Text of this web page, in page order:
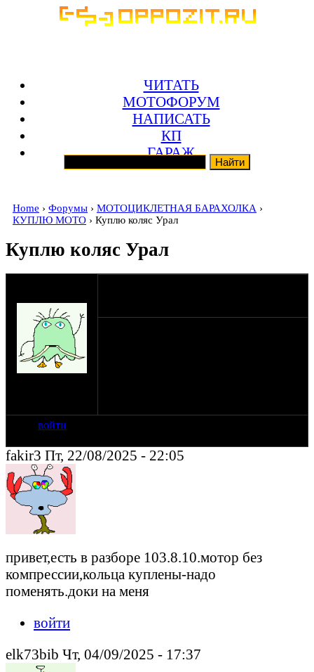
ЧИТАТЬ
МОТОФОРУМ
НАПИСАТЬ
КП
ГАРАЖ
Home › Форумы › МОТОЦИКЛЕТНАЯ БАРАХОЛКА ›
КУПЛЮ МОТО › Куплю коляс Урал
Куплю коляс Урал
войти
fakir3 Пт, 22/08/2025 - 22:05
привет,есть в разборе 103.8.10.мотор без
компрессии,кольца куплены-надо
поменять.доки на меня
войти
elk73bib Чт, 04/09/2025 - 17:37